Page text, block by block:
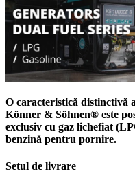
O caracteristică distinctivă
Könner & Söhnen® este
exclusiv cu gaz lichefiat
benzină pentru pornire.
Setul de livrare